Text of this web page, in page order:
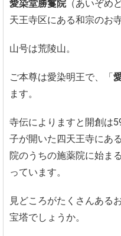
愛染堂勝鬘院（あいぞめ
天王寺区にある和宗のお寺
山号は荒陵山。
ご本尊は愛染明王で、「
ます。
寺伝によりますと開創は
子が開いた四天王寺にあ
院のうちの施薬院に始ま
っています。
見どころがたくさんある
宝塔でしょうか。